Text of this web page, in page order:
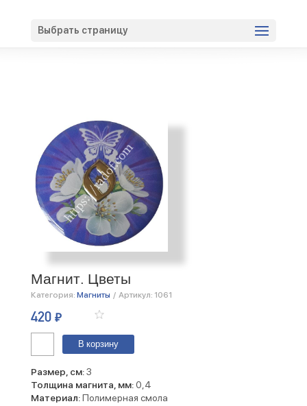
Выбрать страницу
Магнит. Цветы
Категория: Магниты / Артикул: 1061
420 ₽
Количество
Цветы
В корзину
Размер, см:3
Толщина магнита, мм:0,4
Материал:Полимерная смола